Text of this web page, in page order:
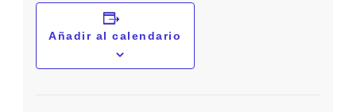
Añadir al calendario